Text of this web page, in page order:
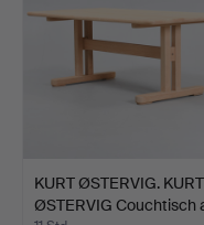
KURT ØSTERVIG. KURT
ØSTERVIG Couchtisch